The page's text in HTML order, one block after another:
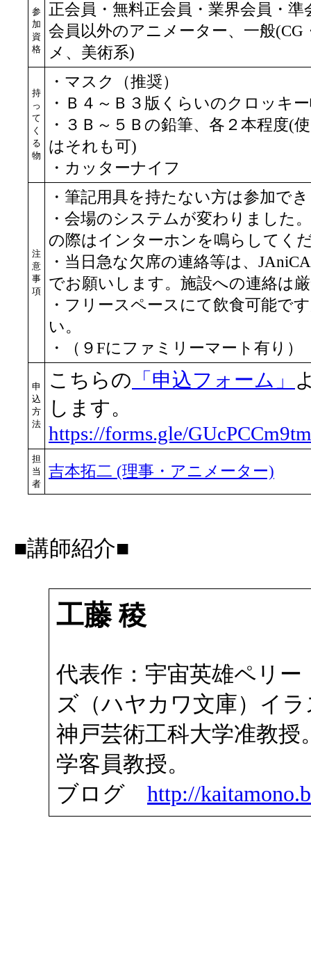
参
加
資
格
正会員・無料正会員・業界会員・準
会員以外のアニメーター、一般
メ、美術系)
持
っ
て
く
る
物
・マスク（推奨）
・Ｂ４～Ｂ３版くらいのクロッキ
・３Ｂ～５Ｂの鉛筆、各２本程度(
はそれも可)
・カッターナイフ
注
意
事
項
・筆記用具を持たない方は参加で
・会場のシステムが変わりました
の際はインターホンを鳴らしてく
・当日急な欠席の連絡等は、
でお願いします。施設への連絡は
・フリースペースにて飲食可能で
い。
・（９Fにファミリーマート有り）
申
込
方
法
こちらの 「申込フォーム」
します。
https://forms.gle/
担
当
者
吉本拓二 (理事・アニメーター)
■講師紹介■
工藤 稜
代表作：宇宙英雄ペリ
ズ（ハヤカワ文庫）イ
神戸芸術工科大学准教授
学客員教授。
ブログ http://